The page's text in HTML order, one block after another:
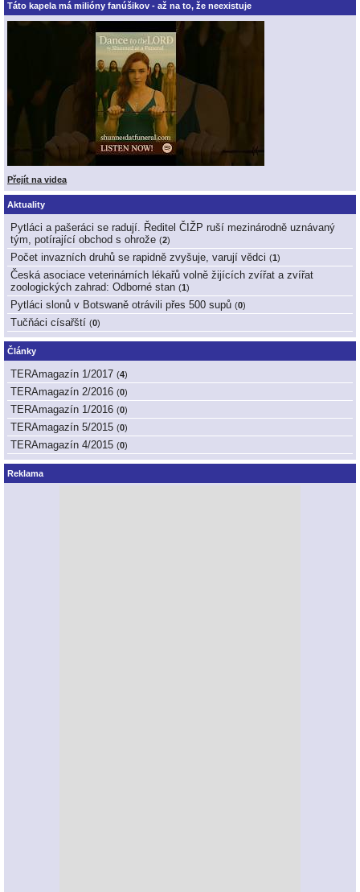
Táto kapela má milióny fanúšikov - až na to, že neexistuje
Přejít na videa
Aktuality
Pytláci a pašeráci se radují. Ředitel ČIŽP ruší mezinárodně uznávaný
tým, potírající obchod s ohrože (2)
Počet invazních druhů se rapidně zvyšuje, varují vědci (1 )
Česká asociace veterinárních lékařů volně žijících zvířat a zvířat
zoologických zahrad: Odborné stan (1 )
Pytláci slonů v Botswaně otrávili přes 500 supů (0)
Tučňáci císařští (0)
Články
TERAmagazín 1/2017 (4)
TERAmagazín 2/2016 (0)
TERAmagazín 1/2016 (0)
TERAmagazín 5/2015 (0)
TERAmagazín 4/2015 (0)
Reklama